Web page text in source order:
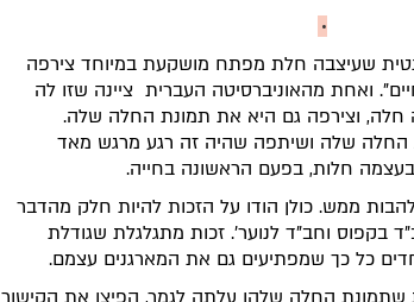
•
שעיצבה חלת מפתח מושקעת במיוחד צירפה
ואחת מהאוניברסיטה העברית ציינה שזו לה
וצירפה גם היא את תמונת החלה שלה.
שלה ושיתפה שהיה זה רגע מרגש מאד
חלות, בפעם הראשונה בחייה.
ממש. כולן הודו על הזכות להיות חלק מהדבר
בקפוס וחב"ד לנוער'. זכות מתגלגלת שגודלת
כל כך שמפתיעים גם את המארגנים עצמם.